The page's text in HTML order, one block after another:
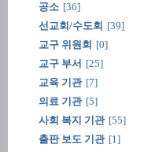
공소 [36]
선교회/수도회 [39]
교구 위원회 [0]
교구 부서 [25]
교육 기관 [7]
의료 기관 [5]
사회 복지 기관 [55]
출판 보도 기관 [1]